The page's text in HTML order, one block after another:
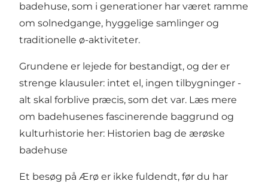
badehuse, som i generationer har været ramme
om solnedgange, hyggelige samlinger og
traditionelle ø-aktiviteter.
Grundene er lejede for bestandigt, og der er
strenge klausuler: intet el, ingen tilbygninger -
alt skal forblive præcis, som det var. Læs mere
om badehusenes fascinerende baggrund og
kulturhistorie her: Historien bag de ærøske
badehuse
Et besøg på Ærø er ikke fuldendt, før du har